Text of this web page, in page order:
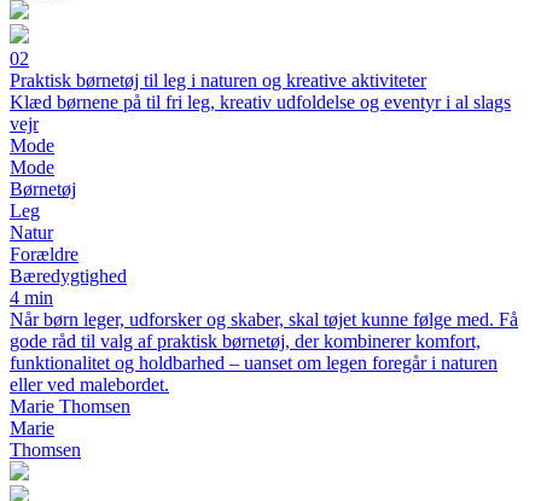
02
Praktisk børnetøj til leg i naturen og kreative aktiviteter
Klæd børnene på til fri leg, kreativ udfoldelse og eventyr i al slags
vejr
Mode
Mode
Børnetøj
Leg
Natur
Forældre
Bæredygtighed
4 min
Når børn leger, udforsker og skaber, skal tøjet kunne følge med. Få
gode råd til valg af praktisk børnetøj, der kombinerer komfort,
funktionalitet og holdbarhed – uanset om legen foregår i naturen
eller ved male­bordet.
Marie Thomsen
Marie
Thomsen